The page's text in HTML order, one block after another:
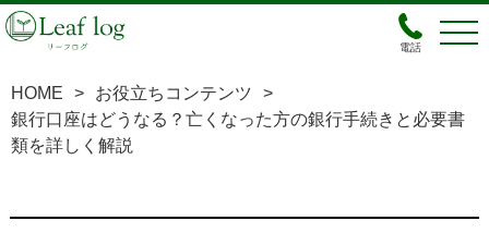
電話
HOME > お役立ちコンテンツ
>
銀行口座はどうなる？亡くなった方の銀行手続きと必要書
類を詳しく解説